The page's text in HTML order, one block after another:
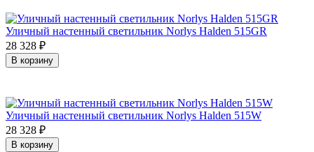
Уличный настенный светильник Norlys Halden 515GR
28 328 ₽
В корзину
Уличный настенный светильник Norlys Halden 515W
28 328 ₽
В корзину